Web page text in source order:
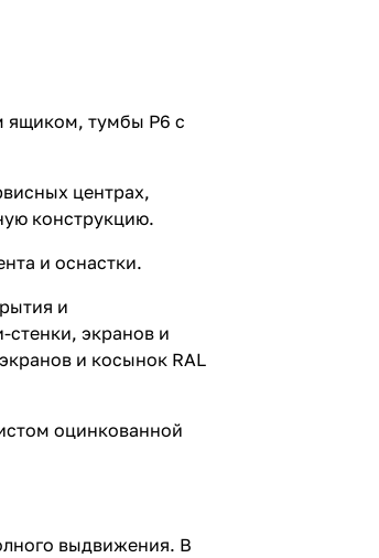
ящиком, тумбы P6 с
центрах,
конструкцию.
и оснастки.
и
экранов и
и косынок RAL
оцинкованной
выдвижения. В